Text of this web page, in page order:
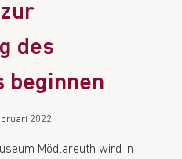
des
beginnen
2022
Mödlareuth wird in